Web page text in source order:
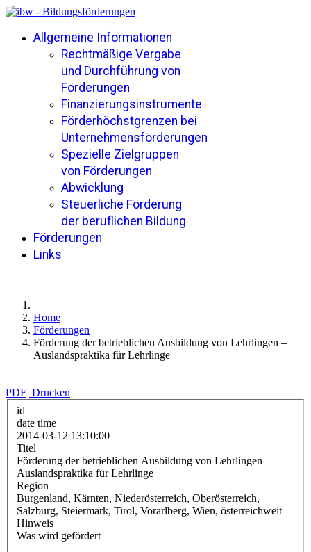
Allgemeine Informationen
Rechtmäßige Vergabe
und Durchführung von
Förderungen
Finanzierungsinstrumente
Förderhöchstgrenzen bei
Unternehmensförderungen
Spezielle Zielgruppen
von Förderungen
Abwicklung
Steuerliche Förderung
der beruflichen Bildung
Förderungen
Links
Home
Förderungen
Förderung der betrieblichen Ausbildung von Lehrlingen –
Auslandspraktika für Lehrlinge
PDF Drucken
id
date time
2014-03-12 13:10:00
Titel
Förderung der betrieblichen Ausbildung von Lehrlingen –
Auslandspraktika für Lehrlinge
Region
Burgenland, Kärnten, Niederösterreich, Oberösterreich,
Salzburg, Steiermark, Tirol, Vorarlberg, Wien, österreichweit
Hinweis
Was wird gefördert